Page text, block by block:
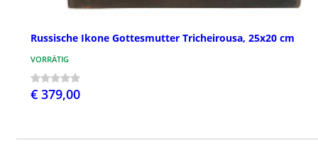
Russische Ikone Gottesmutter Tricheirousa, 25x20 cm
VORRÄTIG
€ 379,00